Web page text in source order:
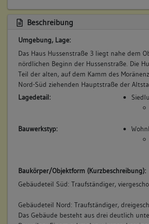
Beschreibung
Umgebung, Lage:
Das Haus Hussenstraße 3 liegt nahe dem
nördlichen Beginn der Hussenstraße. Die
Teil der alten, auf dem Kamm des
Nord-Süd ziehenden Hauptstraße der
Lagedetail:
Bauwerkstyp:
Baukörper/Objektform (Kurzbeschreibung):
Gebäudeteil Süd: Traufständiger,
Gebäudeteil Nord: Traufständiger,
Das Gebäude besteht aus drei deutlich